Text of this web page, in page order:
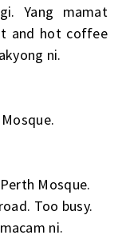
Yang mamat
and hot coffee
ni.
Mosque.
Too busy.
ni.